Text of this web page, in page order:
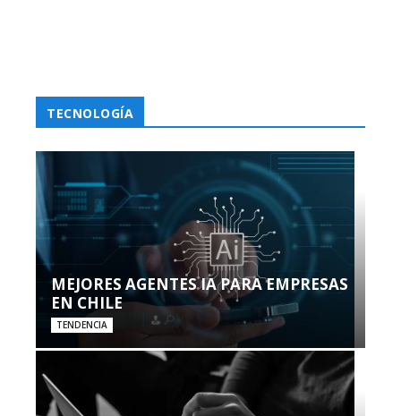
TECNOLOGÍA
MEJORES AGENTES IA PARA EMPRESAS
EN CHILE
TENDENCIA